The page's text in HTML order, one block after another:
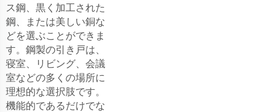
ス鋼、黒く加工された
鋼、または美しい銅な
どを選ぶことができま
す。鋼製の引き戸は、
寝室、リビング、会議
室などの多くの場所に
理想的な選択肢です。
機能的であるだけでな